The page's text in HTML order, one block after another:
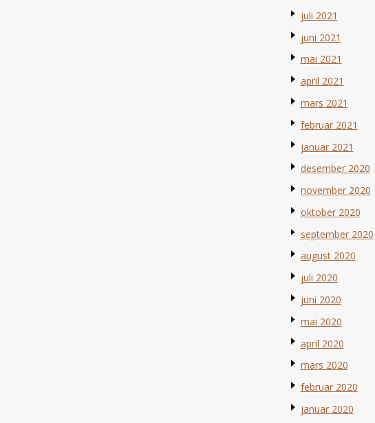
juli 2021
juni 2021
mai 2021
april 2021
mars 2021
februar 2021
januar 2021
desember 2020
november 2020
oktober 2020
september 2020
august 2020
juli 2020
juni 2020
mai 2020
april 2020
mars 2020
februar 2020
januar 2020